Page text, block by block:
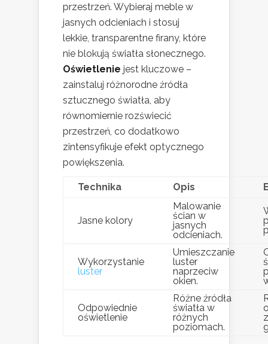
przestrzeń. Wybieraj meble w
jasnych odcieniach i stosuj
lekkie, transparentne firany, które
nie blokują światła słonecznego.
Oświetlenie jest kluczowe –
zainstaluj różnorodne źródła
sztucznego światła, aby
równomiernie rozświecić
przestrzeń, co dodatkowo
zintensyfikuje efekt optycznego
powiększenia.
Technika Opis
Jasne kolory
Malowanie
ścian w
jasnych
odcieniach.
Wykorzystanie
luster
Umieszczanie
luster
naprzeciw
okien.
Odpowiednie
oświetlenie
Różne źródła
światła w
różnych
poziomach.